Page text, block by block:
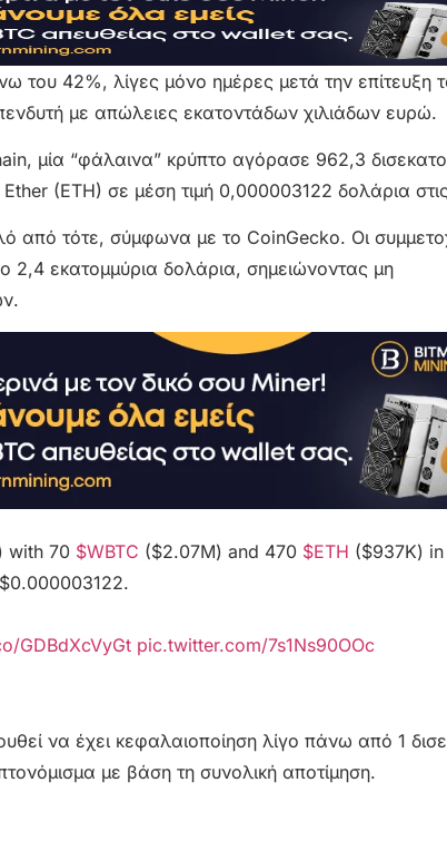
42%, λίγες μόνο ημέρες μετά την επίτευξη
με απώλειες εκατοντάδων χιλιάδων ευρώ.
μία “φάλαινα” κρύπτο αγόρασε 962,3
(ETH) σε μέση τιμή 0,000003122 δολάρια
από τότε, σύμφωνα με το CoinGecko. Οι
2,4 εκατομμύρια δολάρια, σημειώνοντας μη
with 70 $WBTC ($2.07M) and 470 $ETH ($937K) in
GDBdXcVyGt pic.twitter.com/7s1Ns90OOc
να έχει κεφαλαιοποίηση λίγο πάνω από 1
με βάση τη συνολική αποτίμηση.